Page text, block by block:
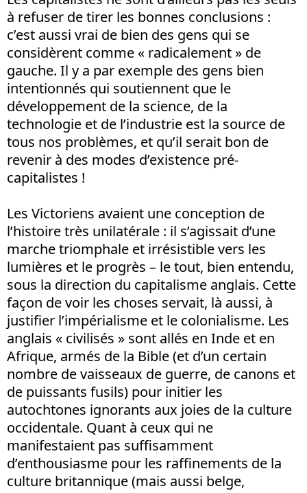
à refuser de tirer les bonnes conclusions :
c’est aussi vrai de bien des gens qui se
considèrent comme « radicalement » de
gauche. Il y a par exemple des gens bien
intentionnés qui soutiennent que le
développement de la science, de la
technologie et de l’industrie est la source de
tous nos problèmes, et qu’il serait bon de
revenir à des modes d’existence pré-
capitalistes !
Les Victoriens avaient une conception de
l’histoire très unilatérale : il s’agissait d’une
marche triomphale et irrésistible vers les
lumières et le progrès – le tout, bien entendu,
sous la direction du capitalisme anglais. Cette
façon de voir les choses servait, là aussi, à
justifier l’impérialisme et le colonialisme. Les
anglais « civilisés » sont allés en Inde et en
Afrique, armés de la Bible (et d’un certain
nombre de vaisseaux de guerre, de canons et
de puissants fusils) pour initier les
autochtones ignorants aux joies de la culture
occidentale. Quant à ceux qui ne
manifestaient pas suffisamment
d’enthousiasme pour les raffinements de la
culture britannique (mais aussi belge,